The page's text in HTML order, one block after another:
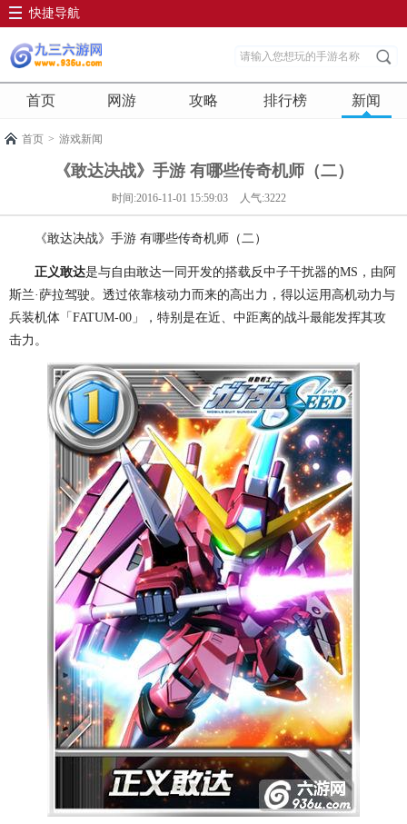
快捷导航
首页 网游 攻略 排行榜 新闻
首页 > 游戏新闻
《敢达决战》手游 有哪些传奇机师（二）
时间:2016-11-01 15:59:03 人气:3222
《敢达决战》手游 有哪些传奇机师（二）
正义敢达是与自由敢达一同开发的搭载反中子干扰器的MS，由阿
斯兰·萨拉驾驶。透过依靠核动力而来的高出力，得以运用高机动力与
兵装机体「FATUM-00」，特别是在近、中距离的战斗最能发挥其攻
击力。